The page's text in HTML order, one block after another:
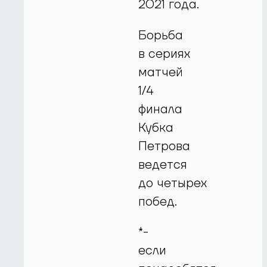
2021 года.
Борьба
в сериях
матчей
1/4
финала
Кубка
Петрова
ведется
до четырех
побед.
*-
если